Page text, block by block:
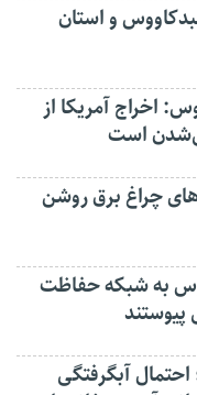
و استان
اخراج آمریکا از
است
چراغ برق روشن
به شبکه حفاظت
آبگرفتگی